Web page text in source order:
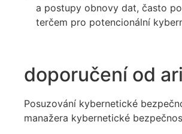
a postupy obnovy dat, často
terčem pro potencionální
doporučení od
Posuzování kybernetické
manažera kybernetické